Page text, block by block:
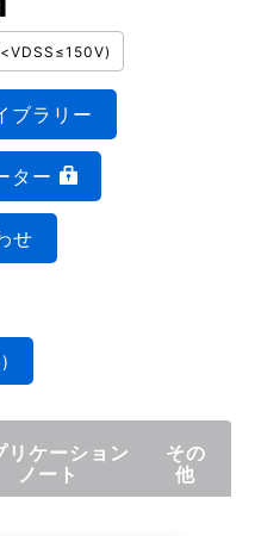
ブラリー
ター
せ
リケーション
ノート
その
他